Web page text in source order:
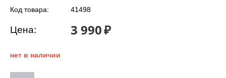
Код товара: 41498
Цена: 3 990₽
нет в наличии